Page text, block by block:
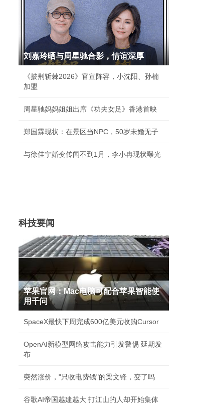
刘嘉玲晒与周星驰合影，情谊深厚
《披荆斩棘2026》官宣阵容，小沈阳、孙楠
加盟
周星驰妈妈姐姐出席《功夫女足》香港首映
郑国霖现状：在景区当NPC，50岁未婚无子
与徐佳宁婚变传闻不到1月，李小冉现状曝光
科技要闻
苹果官网：Mac电脑可配合苹果智能使
用千问
SpaceX最快下周完成600亿美元收购Cursor
OpenAI新模型网络攻击能力引发警惕 延期发
布
突然涨价，"只收电费钱"的梁文锋，变了吗
谷歌AI帝国越建越大 打江山的人却开始集体